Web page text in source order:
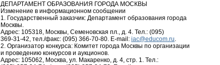
ДЕПАРТАМЕНТ ОБРАЗОВАНИЯ ГОРОДА МОСКВЫ
Изменение в информационном сообщении
1. Государственный заказчик: Департамент образования города
Москвы.
Адрес: 105318, Москвы, Семеновская пл., д. 4. Тел.: (095)
369-31-42, тел./факс: (095) 366-70-80. E-mail: iac@educom.ru.
2. Организатор конкурса: Комитет города Москвы по организации
и проведению конкурсов и аукционов.
Адрес: 105062, Москва, ул. Макаренко, д. 4, стр. 1. Тел.: